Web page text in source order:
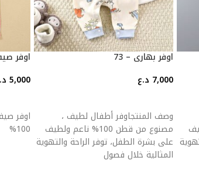
اوفر بهاري – 73
7,000 د.ع
وصف المنتجاوفر أطفال لطيف ،
مصنوع من قطن 100% ناعم ولطيف
على بشرة الطفل، توفر الراحة والتهوية
المثالية خلال فصول
اوفر
5,000
100%